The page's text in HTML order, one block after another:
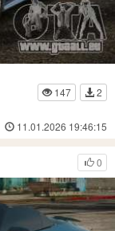
147
2
11.01.2026 19:46:15
0